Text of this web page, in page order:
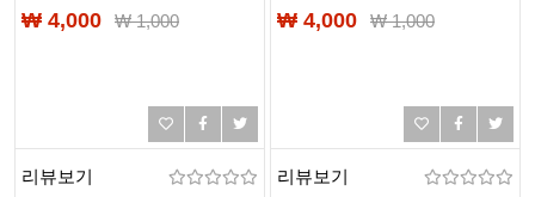
₩ 4,000 ₩1,000
리뷰보기
₩ 4,000 ₩1,000
리뷰보기